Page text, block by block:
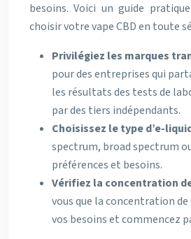
besoins. Voici un guide
choisir votre vape CBD en toute
Privilégiez les marques
pour des entreprises qui
les résultats des tests de
par des tiers indépendants.
Choisissez le type d’e-
spectrum, broad spectrum
préférences et besoins.
Vérifiez la concentration
vous que la concentration de
vos besoins et commencez